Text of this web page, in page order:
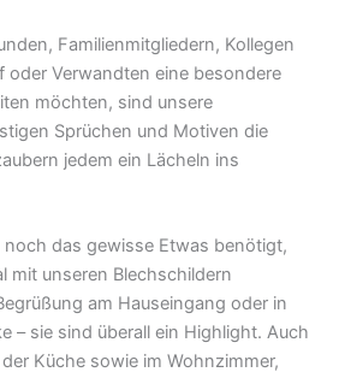
Familienmitgliedern, Kollegen
oder Verwandten eine besondere
möchten, sind unsere
Sprüchen und Motiven die
jedem ein Lächeln ins
noch das gewisse Etwas benötigt,
mit unseren Blechschildern
am Hauseingang oder in
– sie sind überall ein Highlight. Auch
Küche sowie im Wohnzimmer,